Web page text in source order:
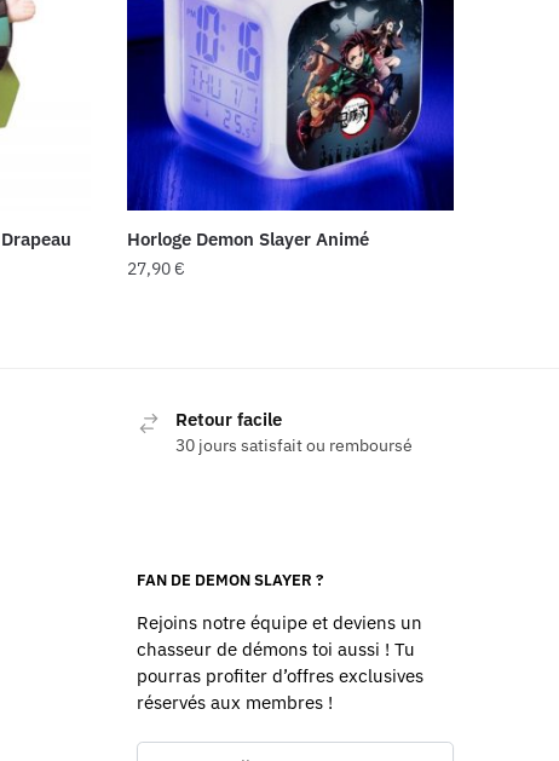
Horloge Demon Slayer Animé
27,90€
Retour facile
30 jours satisfait ou remboursé
FAN DE DEMON SLAYER ?
Rejoins notre équipe et deviens un
chasseur de démons toi aussi ! Tu
pourras profiter d’offres exclusives
réservés aux membres !